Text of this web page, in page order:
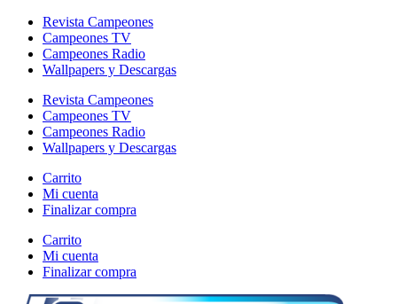
Revista Campeones
Campeones TV
Campeones Radio
Wallpapers y Descargas
Revista Campeones
Campeones TV
Campeones Radio
Wallpapers y Descargas
Carrito
Mi cuenta
Finalizar compra
Carrito
Mi cuenta
Finalizar compra